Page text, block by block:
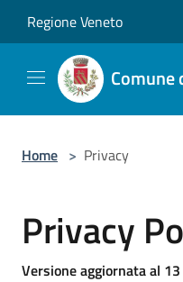
Regione Veneto
Comune
Home > Privacy
Privacy
Versione aggiornata al